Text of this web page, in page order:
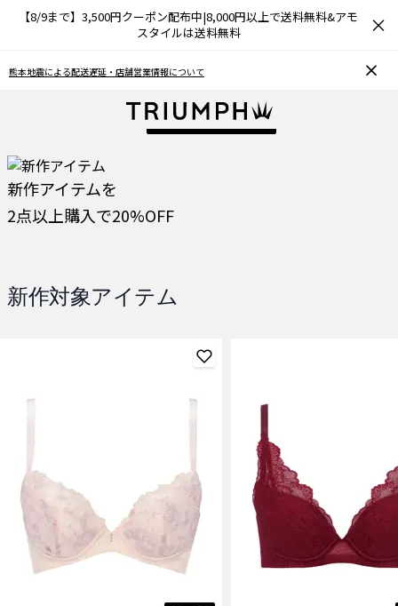
【8/9まで】3,500円クーポン配布中|8,000円以上で送料無料&アモ
スタイルは送料無料
×
震による配送遅延・店舗営業情報について お気に入り
もっと見る
新作アイテムを
2点以上購入で20%OFF
新作対象アイテム